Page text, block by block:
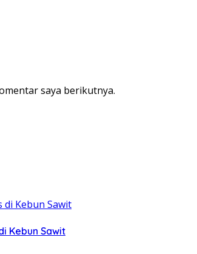
saya berikutnya.
Kebun Sawit